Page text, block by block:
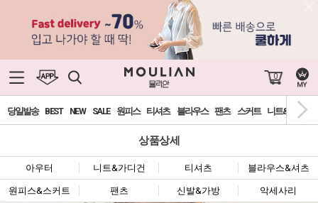
0
당일발송 BEST NEW SALE 원피스 티셔츠 블라우스 팬츠 스커트 니트&가디건
상품상세
아우터 니트&가디건 티셔츠 블라우스&셔츠
원피스&스커트 팬츠 신발&가방 악세사리